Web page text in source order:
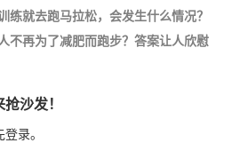
练就去跑马拉松，会发生什么情况？
不再为了减肥而跑步？答案让人欣慰
沙发！
登录。